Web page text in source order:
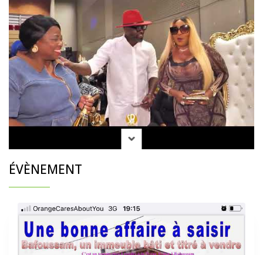
ÉVÈNEMENT